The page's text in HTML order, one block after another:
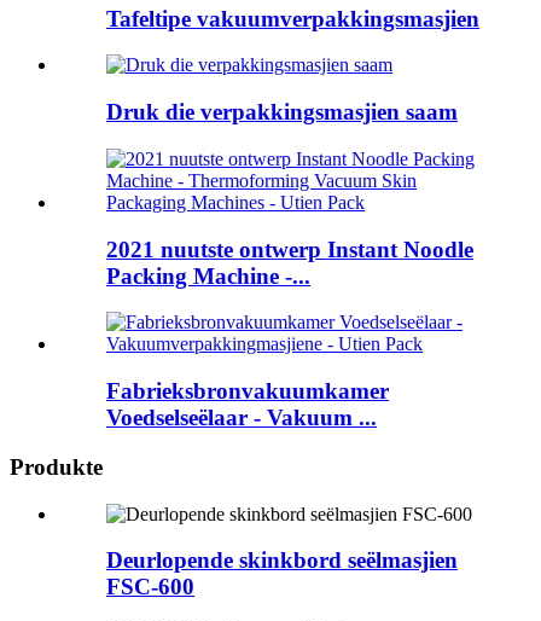
Tafeltipe vakuumverpakkingsmasjien
Druk die verpakkingsmasjien saam
2021 nuutste ontwerp Instant Noodle
Packing Machine -...
Fabrieksbronvakuumkamer
Voedselseëlaar - Vakuum ...
Produkte
Deurlopende skinkbord seëlmasjien
FSC-600